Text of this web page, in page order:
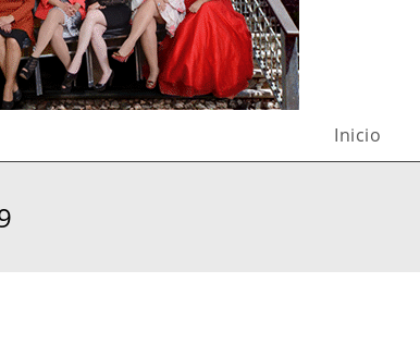
Inicio